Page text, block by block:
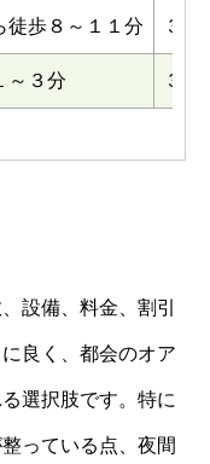
徒歩８～１１分 ３
～３分 ３
設備、料金、割引
良く、都会のオア
選択肢です。特に
っている点、夜間